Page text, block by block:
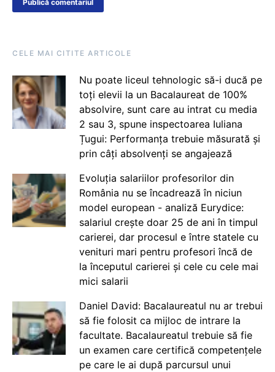
CELE MAI CITITE ARTICOLE
Nu poate liceul tehnologic să-i ducă pe
toți elevii la un Bacalaureat de 100%
absolvire, sunt care au intrat cu media
2 sau 3, spune inspectoarea Iuliana
Țugui: Performanța trebuie măsurată și
prin câți absolvenți se angajează
Evoluția salariilor profesorilor din
România nu se încadrează în niciun
model european - analiză Eurydice:
salariul crește doar 25 de ani în timpul
carierei, dar procesul e între statele cu
venituri mari pentru profesori încă de
la începutul carierei și cele cu cele mai
mici salarii
Daniel David: Bacalaureatul nu ar trebui
să fie folosit ca mijloc de intrare la
facultate. Bacalaureatul trebuie să fie
un examen care certifică competențele
pe care le ai după parcursul unui